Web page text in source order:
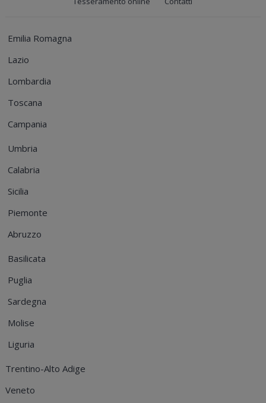
Emilia Romagna
Lazio
Lombardia
Toscana
Campania
Umbria
Calabria
Sicilia
Piemonte
Abruzzo
Basilicata
Puglia
Sardegna
Molise
Liguria
Trentino-Alto Adige
Veneto